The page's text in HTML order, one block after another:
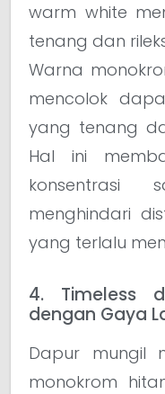
warm white
tenang dan
Warna
mencolok
yang tenang
Hal ini
konsentrasi
menghindari
yang terlalu
4. Timeless
dengan Gaya
Dapur mungil
monokrom